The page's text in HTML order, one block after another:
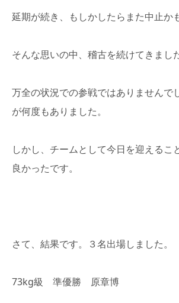
延期が続き、もしかしたらまた中止か
そんな思いの中、稽古を続けてきました
万全の状況での参戦ではありませんで
が何度もありました。
しかし、チームとして今日を迎えるこ
良かったです。
さて、結果です。３名出場しました。
73kg級 準優勝 原章博